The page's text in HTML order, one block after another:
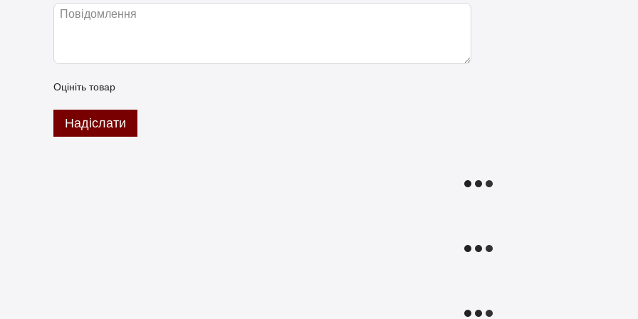
Оцініть товар
Надіслати